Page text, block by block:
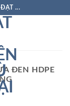
...
ĐEN HDPE